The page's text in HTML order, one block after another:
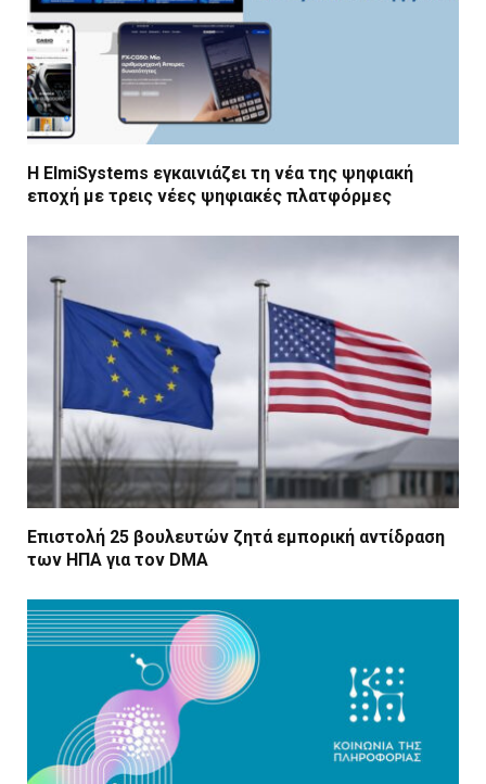
Η ElmiSystems εγκαινιάζει τη νέα της ψηφιακή
εποχή με τρεις νέες ψηφιακές πλατφόρμες
Επιστολή 25 βουλευτών ζητά εμπορική αντίδραση
των ΗΠΑ για τον DMA